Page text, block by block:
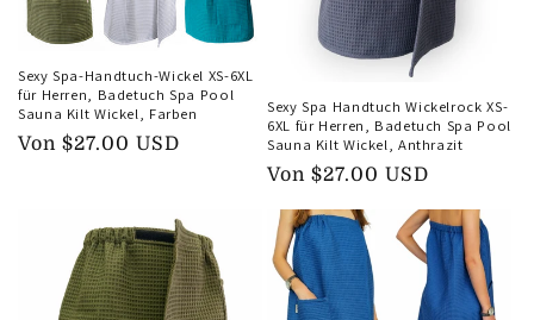
Sexy Spa-Handtuch-Wickel XS-6XL
für Herren, Badetuch Spa Pool
Sauna Kilt Wickel, Farben
Normaler
Von $27.00 USD
Sexy Spa Handtuch Wickelrock XS-
6XL für Herren, Badetuch Spa Pool
Sauna Kilt Wickel, Anthrazit
Normaler
Von $27.00 USD